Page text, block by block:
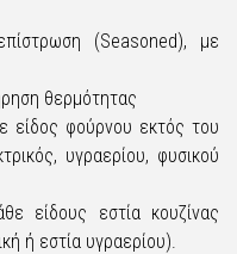
(Seasoned), με
θερμότητας
είδος φούρνου εκτός του
υγραερίου, φυσικού
είδους εστία κουζίνας
ή εστία υγραερίου).